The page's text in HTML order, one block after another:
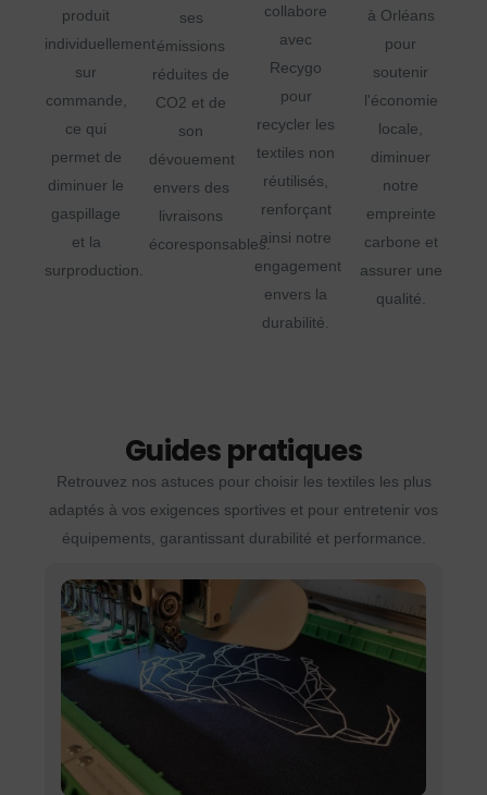
produit
individuellement
sur
commande,
ce qui
permet de
diminuer le
gaspillage
et la
surproduction.
ses
émissions
réduites de
CO2 et de
son
dévouement
envers des
livraisons
écoresponsables.
collabore
avec
Recygo
pour
recycler les
textiles non
réutilisés,
renforçant
ainsi notre
engagement
envers la
durabilité.
à Orléans
pour
soutenir
l'économie
locale,
diminuer
notre
empreinte
carbone et
assurer une
qualité.
Guides pratiques
Retrouvez nos astuces pour choisir les textiles les plus
adaptés à vos exigences sportives et pour entretenir vos
équipements, garantissant durabilité et performance.